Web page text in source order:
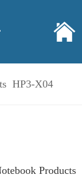
HP3-X04
Products